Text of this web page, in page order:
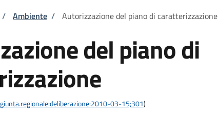
di pane
/ Ambiente / Autorizzazione del piano di caratterizzazione
del piano di
03-15;301)